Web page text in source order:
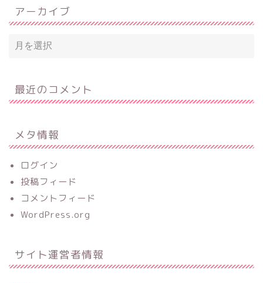
アーカイブ
最近のコメント
メタ情報
ログイン
投稿フィード
コメントフィード
WordPress.org
サイト運営者情報